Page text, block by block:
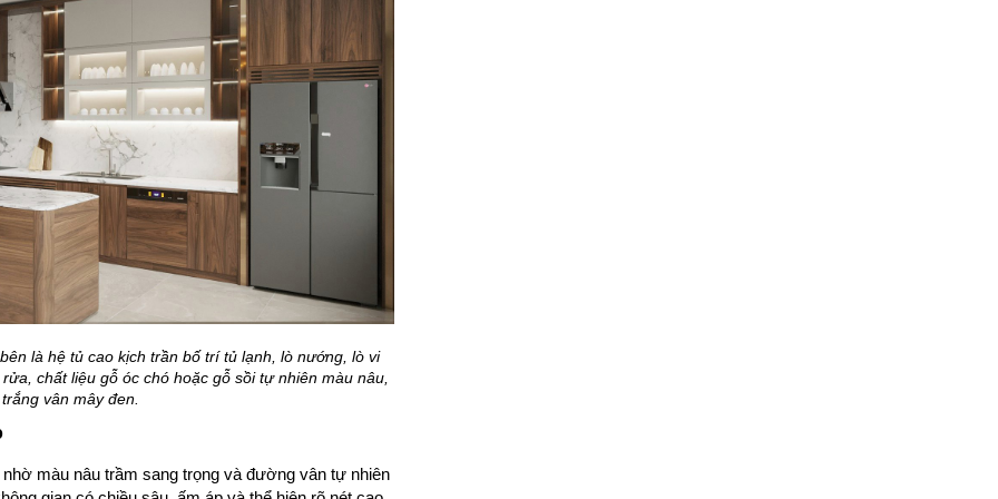
là hệ tủ cao kịch trần bố trí tủ lạnh, lò nướng, lò vi
chất liệu gỗ óc chó hoặc gỗ sồi tự nhiên màu nâu,
vân mây đen.
màu nâu trầm sang trọng và đường vân tự nhiên